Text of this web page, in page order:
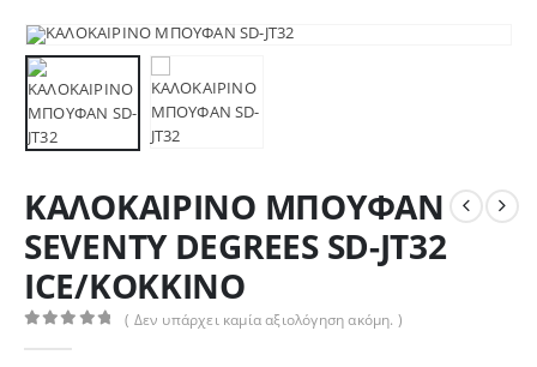
ΚΑΛΟΚΑΙΡΙΝΟ ΜΠΟΥΦΑΝ
SEVENTY DEGREES SD-JT32
ICE/ΚΟΚΚΙΝΟ
( Δεν υπάρχει καμία αξιολόγηση ακόμη. )